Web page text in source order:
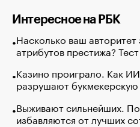
Интересное на РБК
Насколько ваш авторитет
атрибутов престижа?
Казино проиграло. Как
разрушают
Выживают сильнейших.
избавляются от лучших